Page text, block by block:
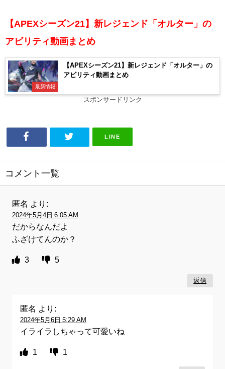
【APEXシーズン21】新レジェンド「オルター」の
アビリティ動画まとめ
最新情報
【APEXシーズン21】新レジェンド「オルター」の
アビリティ動画まとめ
スポンサードリンク
LINE
コメント一覧
匿名 より:
2024年5月4日 6:05 AM
だからなんだよ
ふざけてんのか？
3 5
返信
匿名 より:
2024年5月6日 5:29 AM
イライラしちゃって可愛いね
1 1